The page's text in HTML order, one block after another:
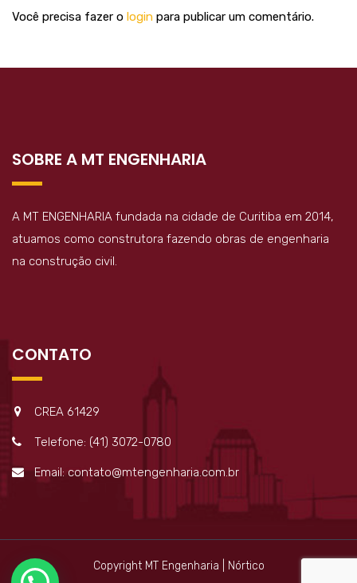
Você precisa fazer o login para publicar um comentário.
SOBRE A MT ENGENHARIA
A MT ENGENHARIA fundada na cidade de Curitiba em 2014,
atuamos como construtora fazendo obras de engenharia
na construção civil.
CONTATO
CREA 61429
Telefone: (41) 3072-0780
Email: contato@mtengenharia.com.br
Copyright MT Engenharia | Nórtico